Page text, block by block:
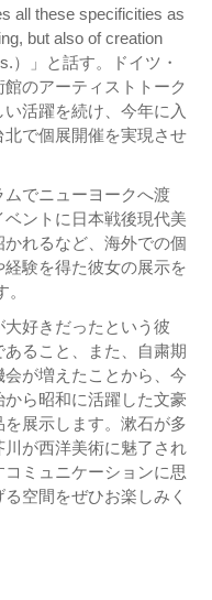
all these specificities as
but also of creation
）」と話す。ドイツ・
のアーティストトーク
活躍を続け、今年に⼊
で個展開催を実現させ
でニューヨークへ渡
ントに⽇本戦後現代美
れるなど、海外での個
験を得た彼⼥の展⽰を
好きだったという彼
ること、また、⾃粛期
が増えたことから、今
ら昭和に活躍した⽂豪
展⽰します。漱⽯が多
川が⻄洋美術に魅了され
ミュニケーションに思
空間をぜひお楽しみく